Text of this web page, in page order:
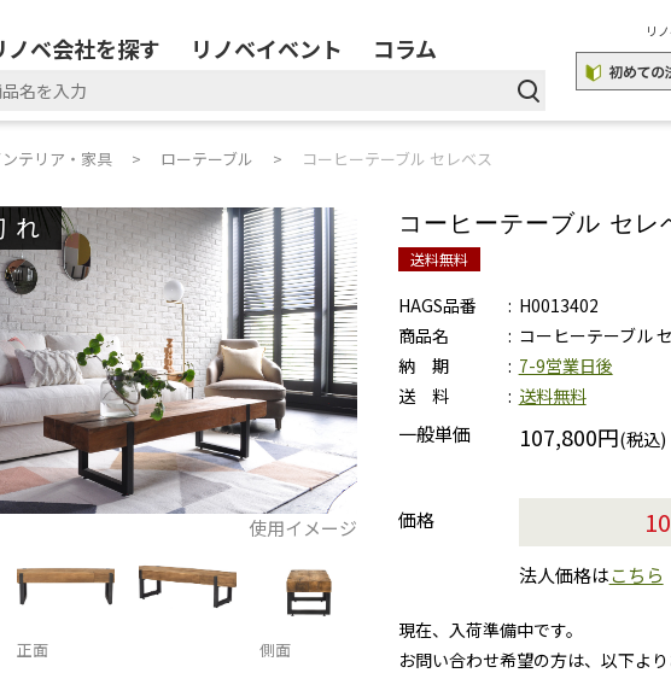
ノベ会社を探す リノベイベント コラム
リ
テリア・家具 ローテーブル コーヒーテーブル セレベス
れ
使用イメージ
正面 側面
コーヒーテーブル セレ
送料無料
HAGS品番
H0013402
商品名
コーヒーテーブル
納 期
7-9営業日後
送 料
送料無料
一般単価 107,800円(税込)
価格
法人価格はこちら
現在、入荷準備中です。
お問い合わせ希望の方は、以下より